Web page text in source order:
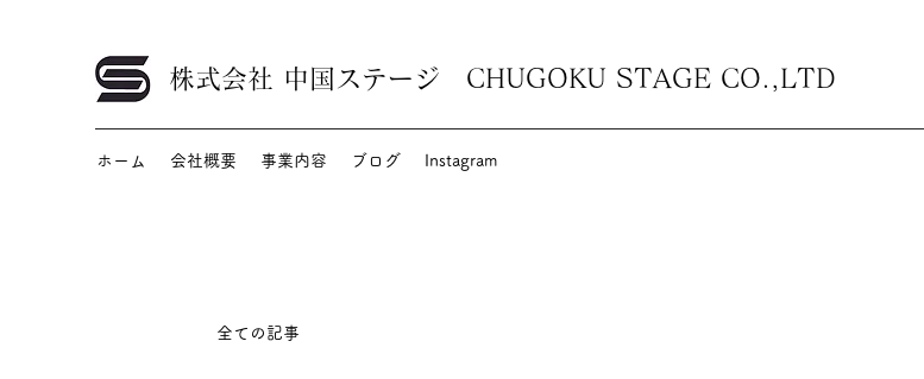
株式会社 中国ステージ CHUGOKU STAGE CO.,LTD
ホーム 会社概要 事業内容 ブログ Instagram
全ての記事